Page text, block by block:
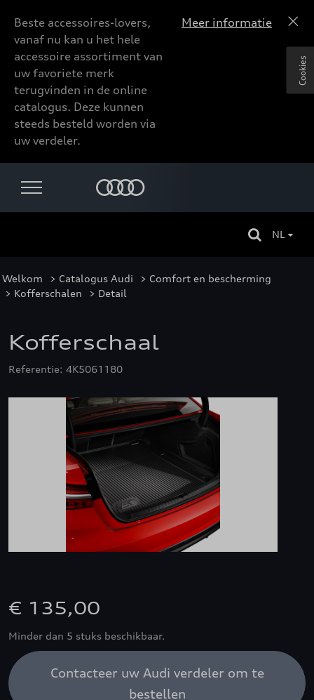
Beste accessoires-lovers,
vanaf nu kan u het hele
accessoire assortiment van
uw favoriete merk
terugvinden in de online
catalogus. Deze kunnen
steeds besteld worden via
uw verdeler.
Meer informatie
NL
Welkom > Catalogus Audi > Comfort en bescherming
> Kofferschalen > Detail
Kofferschaal
Referentie: 4K5061180
€ 135,00
Minder dan 5 stuks beschikbaar.
Contacteer uw Audi verdeler om te
bestellen
Cookies